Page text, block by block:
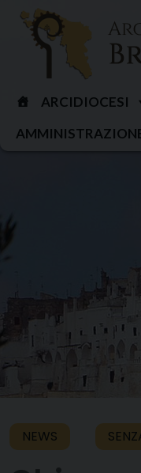
Skip
content
ARCIDIOCESI
NEWS